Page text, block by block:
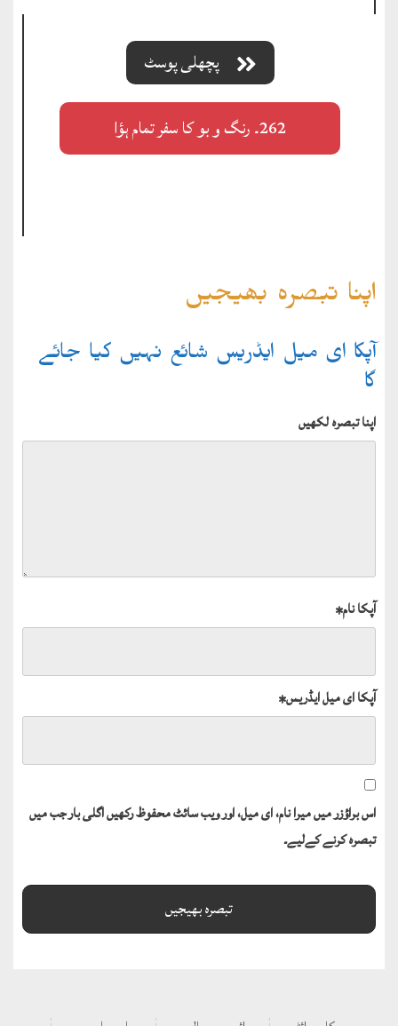
پچھلی پوسٹ
262۔ رنگ و بو کا سفر تمام ہؤا
اپنا تبصرہ بھیجیں
آپکا ای میل ایڈریس شائع نہیں کیا جائے
گا
اپنا تبصرہ لکھیں
آپکا نام*
آپکا ای میل ایڈریس*
اس براؤزر میں میرا نام، ای میل، اور ویب سائٹ محفوظ رکھیں اگلی بار جب میں
تبصرہ کرنے کےلیے۔